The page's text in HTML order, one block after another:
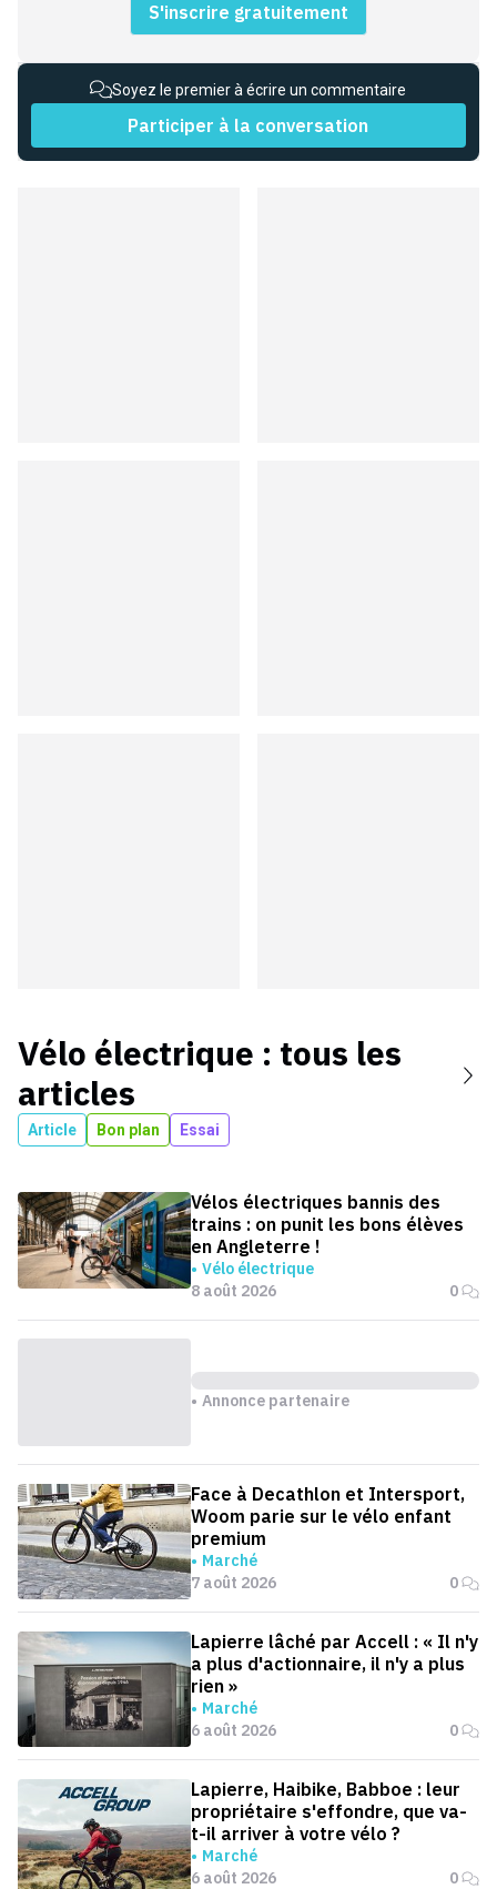
S'inscrire gratuitement
Soyez le premier à écrire un commentaire
Participer à la conversation
Vélo électrique : tous les
articles
Article Bon plan Essai
Vélos électriques bannis des
trains : on punit les bons élèves
en Angleterre !
Vélo électrique
8 août 2026
0
Annonce partenaire
Face à Decathlon et Intersport,
Woom parie sur le vélo enfant
premium
Marché
7 août 2026
0
Lapierre lâché par Accell : « Il n'y
a plus d'actionnaire, il n'y a plus
rien »
Marché
6 août 2026
0
Lapierre, Haibike, Babboe : leur
propriétaire s'effondre, que va-
t-il arriver à votre vélo ?
Marché
6 août 2026
0